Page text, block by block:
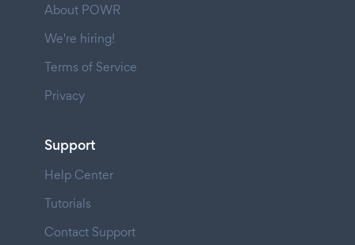
About POWR
We're hiring!
Terms of Service
Privacy
Support
Help Center
Tutorials
Contact Support